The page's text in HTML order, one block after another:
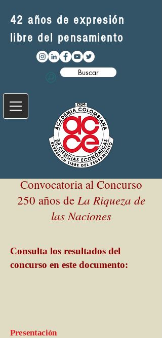
42 años de expresión
libre del pensamiento
Buscar
Convocatoria al Concurso
250 años de La Riqueza de
las Naciones
Consulta los resultados del
concurso en este documento:
Presentación